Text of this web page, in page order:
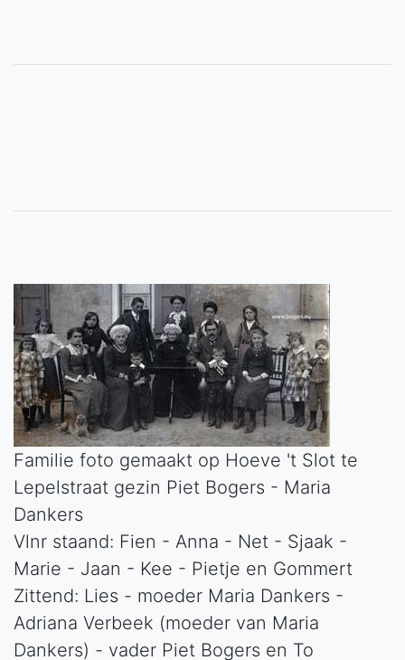
Familie foto gemaakt op Hoeve 't Slot te
Lepelstraat gezin Piet Bogers - Maria
Dankers
Vlnr staand: Fien - Anna - Net - Sjaak -
Marie - Jaan - Kee - Pietje en Gommert
Zittend: Lies - moeder Maria Dankers -
Adriana Verbeek (moeder van Maria
Dankers) - vader Piet Bogers en To